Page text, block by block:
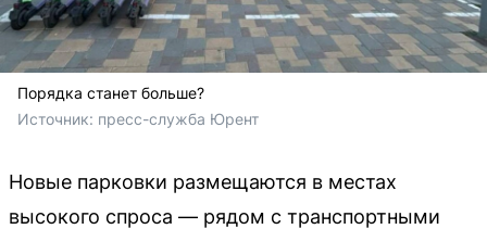
Порядка станет больше?
Источник: пресс-служба Юрент
Новые парковки размещаются в местах
высокого спроса — рядом с транспортными